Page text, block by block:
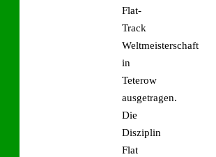
Flat-
Track
Weltmeisterschaft
in
Teterow
ausgetragen.
Die
Disziplin
Flat